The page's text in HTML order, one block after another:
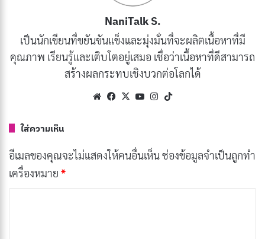
ว่าเป็นวันแห่งวิทยาการและความเฉลียวฉลาด
ในสมัยรัชกาลที่ 5 ได้มีการกำหนดให้วันพฤหัสบดีแรกของ
เดือนมิถุนายนเป็นวันไหว้ครูอย่างเป็นทางการ เพื่อให้
สอดคล้องกับการเริ่มต้นปีการศึกษาใหม่ และยังคงสืบทอด
แนวคิดนี้ได้รับการสนับสนุนอย่างมากในปี
ขณะนั้นกล่าวในที่ประชุมครูทั่วประเทศถึงความสำคัญของ
ครูในฐานะ “ผู้ให้แสงสว่างในชีวิต” และเสนอให้มีการจัดวัน
ไหว้ครูเพื่อแสดงความเคารพต่อครูบาอาจารย์
NaniTalk S.
เป็นนักเขียนที่ขยันขันแข็งและมุ่งมั่นที่จะผลิตเนื้อหาที่มี
คุณภาพ เรียนรู้และเติบโตอยู่เสมอ เชื่อว่าเนื้อหาที่ดีสามารถ
สร้างผลกระทบเชิงบวกต่อโลกได้
WebsiteFacebook
X YouTubeInstagram
ใส่ความเห็น
อีเมลของคุณจะไม่แสดงให้คนอื่นเห็น ช่องข้อมูลจำเป็นถูกทำ
เครื่องหมาย *